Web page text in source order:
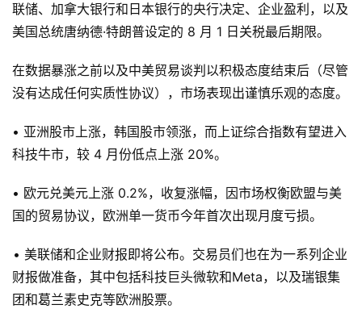
联储、加拿大银行和日本银行的央行决定、企业盈利，以及
美国总统唐纳德·特朗普设定的 8 月 1 日关税最后期限。
在数据暴涨之前以及中美贸易谈判以积极态度结束后（尽管
没有达成任何实质性协议），市场表现出谨慎乐观的态度。
• 亚洲股市上涨，韩国股市领涨，而上证综合指数有望进入
科技牛市，较 4 月份低点上涨 20%。
• 欧元兑美元上涨 0.2%，收复涨幅，因市场权衡欧盟与美
国的贸易协议，欧洲单一货币今年首次出现月度亏损。
• 美联储和企业财报即将公布。交易员们也在为一系列企业
财报做准备，其中包括科技巨头微软和Meta，以及瑞银集
团和葛兰素史克等欧洲股票。